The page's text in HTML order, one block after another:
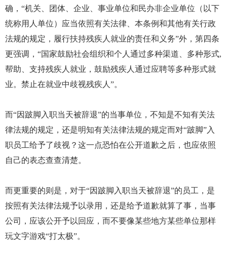
确，“机关、团体、企业、事业单位和民办非企业单位（以下
统称用人单位）应当依照有关法律、本条例和其他有关行政
法规的规定，履行扶持残疾人就业的责任和义务”外，第四条
更强调，“国家鼓励社会组织和个人通过多种渠道、多种形式,
帮助、支持残疾人就业，鼓励残疾人通过应聘等多种形式就
业。禁止在就业中歧视残疾人”。
而“因跛脚入职当天被辞退”的当事单位，不知是不知有关法
律法规的规定，还是明知有关法律法规的规定而对“跛脚”入
职员工给予了歧视？这一点恐怕在公开道歉之后，也应依照
自己的表态查查清楚。
而更重要的则是，对于“因跛脚入职当天被辞退”的员工，是
按照有关法律法规予以录用，还是给予道歉就算了事，当事
公司，应该公开予以回应，而不要像某些地方某些单位那样
玩文字游戏“打太极”。